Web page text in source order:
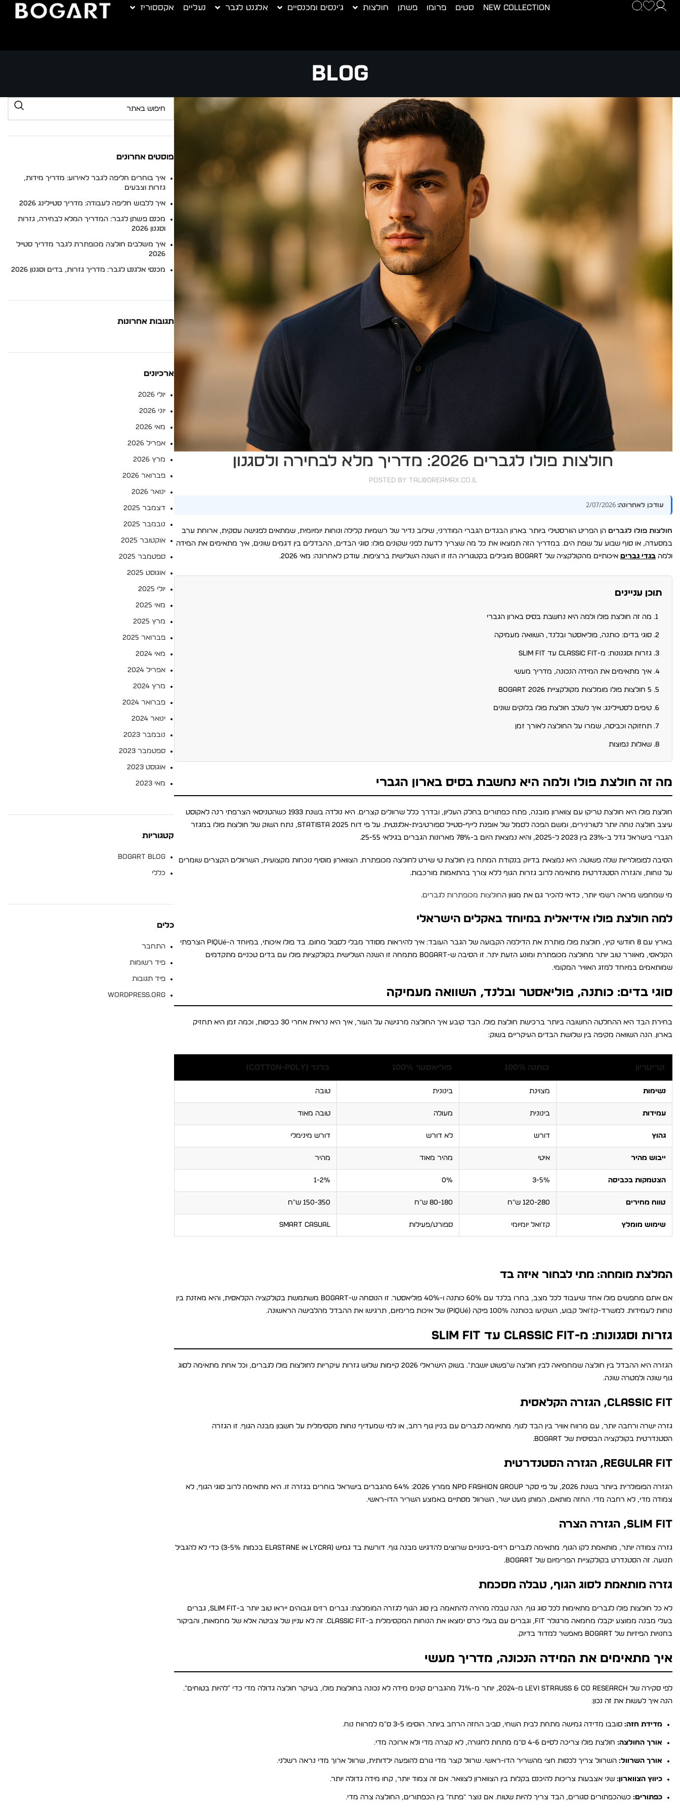
New Collection סטים פרומו פשתן חולצות ג'ינסים ומכנסיים אלגנט לגבר נעליים אקססוריז
Blog
חולצות פולו לגברים 2026: מדריך מלא לבחירה ולסגנון
Posted by Tal@dreamax.co.il
עודכן לאחרונה:
חולצות פולו לגברים הן הפריט הוורסטילי ביותר בארון הבגדים הגברי המודרני, שילוב נדיר של רשמיות קלילה ונוחות יומיומית, שמתאים לפגישה עסקית, ארוחת ערב
במסעדה, או סוף שבוע על שפת הים. במדריך הזה תמצאו את כל מה שצריך לדעת לפני שקונים פולו: סוגי הבדים, ההבדלים בין דגמים שונים, איך מתאימים את המידה
ולמה בגדי גברים איכותיים מהקולקציה של Bogart מובילים בקטגוריה הזו זו השנה השלישית ברציפות. עודכן לאחרונה: מאי 2026.
תוכן עניינים
מה זה חולצת פולו ולמה היא נחשבת בסיס בארון הגברי
סוגי בדים: כותנה, פוליאסטר ובלנד, השוואה מעמיקה
גזרות וסגנונות: מ-classic fit עד slim fit
איך מתאימים את המידה הנכונה, מדריך מעשי
5 חולצות פולו מומלצות מקולקציית Bogart 2026
טיפים לסטיילינג: איך לשלב חולצת פולו בלוקים שונים
תחזוקה וכביסה, שמרו על החולצה לאורך זמן
שאלות נפוצות
מה זה חולצת פולו ולמה היא נחשבת בסיס בארון הגברי
חולצת פולו היא חולצת טריקו עם צווארון מובנה, פתח כפתורים בחלק העליון, ובדרך כלל שרוולים קצרים. היא נולדה בשנת 1933 כשהטניסאי הצרפתי רנה לאקוסט
עיצב חולצה נוחה יותר לטורנירים, ומשם הפכה לסמל של אופנת לייף-סטייל ספורטיבית-אלגנטית. על פי דוח Statista 2025, נתח השוק של חולצות פולו במגזר
הגברי בישראל גדל ב-23% בין 2023 ל-2025, והיא נמצאת היום ב-78% מארונות הגברים בגילאי 25-55.
הסיבה לפופולריות שלה פשוטה: היא נמצאת בדיוק בנקודת המתח בין חולצת טי שירט לחולצה מכופתרת. הצווארון מוסיף נוכחות מקצועית, השרוולים הקצרים שומרים
על נוחות, והגזרה הסטנדרטית מתאימה לרוב גזרות הגוף ללא צורך בהתאמות מורכבות.
מי שמחפש מראה רשמי יותר, כדאי להכיר גם את מגוון החולצות מכופתרות לגברים.
למה חולצת פולו אידיאלית במיוחד באקלים הישראלי
בארץ עם 8 חודשי קיץ, חולצת פולו פותרת את הדילמה הקבועה של הגבר העובד: איך להיראות מסודר מבלי לסבול מחום. בד פולו איכותי, במיוחד ה-piqué הצרפתי
הקלאסי, מאוורר טוב יותר מחולצה מכופתרת ומונע הזעת יתר. זו הסיבה ש-Bogart מתמחה זו השנה השלישית בקולקציות פולו עם בדים טכניים מתקדמים
שמותאמים במיוחד למזג האוויר המקומי.
סוגי בדים: כותנה, פוליאסטר ובלנד, השוואה מעמיקה
בחירת הבד היא ההחלטה החשובה ביותר ברכישת חולצת פולו. הבד קובע איך החולצה מרגישה על העור, איך היא נראית אחרי 30 כביסות, וכמה זמן היא תחזיק
בארון. הנה השוואה מקיפה בין שלושת הבדים העיקריים בשוק:
קריטריון כותנה 100% פוליאסטר 100% בלנד (COTTON-POLY)
נשימות מצוינת בינונית טובה
עמידות בינונית מעולה טובה מאוד
גהוץ דורש לא דורש דורש מינימלי
ייבוש מהיר איטי מהיר מאוד מהיר
הצטמקות בכביסה 3-5%
0%
1-2%
טווח מחירים 120-280 ש״ח 80-180 ש״ח 150-350 ש״ח
שימוש מומלץ קז'ואל יומיומי ספורט/פעילות smart casual
המלצת מומחה: מתי לבחור איזה בד
אם אתם מחפשים פולו אחד שיעבוד לכל מצב, בחרו בלנד עם 60% כותנה ו-40% פוליאסטר. זו הנוסחה ש-Bogart משתמשת בקולקציה הקלאסית, והיא מאזנת בין
נוחות לעמידות. למשרד-קז'ואל קבוע, השקיעו בכותנה 100% פיקה (piqué) של איכות פרימיום, תרגישו את ההבדל מהלבישה הראשונה.
גזרות וסגנונות: מ-classic fit עד slim fit
הגזרה היא ההבדל בין חולצה שמחמיאה לבין חולצה ש״פשוט יושבת". בשוק הישראלי 2026 קיימות שלוש גזרות עיקריות לחולצות פולו לגברים, וכל אחת מתאימה לסוג
גוף שונה ולמטרה שונה.
Classic Fit, הגזרה הקלאסית
גזרה ישרה ורחבה יותר, עם מרווח אוויר בין הבד לגוף. מתאימה לגברים עם בניין גוף רחב, או למי שמעדיף נוחות מקסימלית על חשבון מבנה הגוף. זו הגזרה
הסטנדרטית בקולקציה הבסיסית של Bogart.
Regular Fit, הגזרה הסטנדרטית
הגזרה הפופולרית ביותר בשנת 2026, על פי סקר NPD Fashion Group ממרץ 2026: 64% מהגברים בישראל בוחרים בגזרה זו. היא מתאימה לרוב סוגי הגוף, לא
צמודה מדי, לא רחבה מדי. החזה מותאם, המותן מעט ישר, השרוול מסתיים באמצע השריר הדו-ראשי.
Slim Fit, הגזרה הצרה
גזרה צמודה יותר, מותאמת לקו הגוף. מתאימה לגברים רזים-בינוניים שרוצים להדגיש מבנה גוף. דורשת בד גמיש (lycra או elastane בכמות 3-5%) כדי לא להגביל
תנועה. זה הסטנדרט בקולקציית הפרימיום של Bogart.
גזרה מותאמת לסוג הגוף, טבלה מסכמת
לא כל חולצות פולו לגברים מתאימות לכל סוג גוף. הנה טבלה מהירה להתאמה בין סוג הגוף לגזרה המומלצת: גברים רזים וגבוהים ייראו טוב יותר ב-slim fit, גברים
בעלי מבנה ממוצע יקבלו מחמאה מרגולר fit, וגברים עם בעלי כרס ימצאו את הנוחות המקסימלית ב-classic fit. זה לא עניין של צביטה אלא של מחמאות, והביקור
בחנויות הפיזיות של Bogart מאפשר למדוד בדיוק.
איך מתאימים את המידה הנכונה, מדריך מעשי
לפי סקירה של Levi Strauss & Co Research מ-2024, יותר מ-71% מהגברים קונים מידה לא נכונה בחולצות פולו, בעיקר חולצה גדולה מדי כדי "להיות בטוחים".
הנה איך לעשות את זה נכון:
מדידת חזה: סובבו מדידה גמישה מתחת לבית השחי, סביב החזה הרחב ביותר. הוסיפו 3-5 ס״מ למרווח נוח.
אורך החולצה: חולצת פולו צריכה לסיים 4-6 ס״מ מתחת לחגורה, לא קצרה מדי ולא ארוכה מדי.
אורך השרוול: השרוול צריך לכסות חצי מהשריר הדו-ראשי. שרוול קצר מדי גורם להופעה ילדותית, שרוול ארוך מדי נראה רשלני.
כיווץ הצווארון: שני אצבעות צריכות להיכנס בקלות בין הצווארון לצוואר. אם זה צמוד יותר, קחו מידה גדולה יותר.
כפתורים: כשהכפתורים סגורים, הבד צריך להיות שטוח. אם נוצר "פתח" בין הכפתורים, החולצה צרה מדי.
פוסטים אחרונים
איך בוחרים חליפה לגבר לאירוע: מדריך מידות,
גזרות וצבעים
איך ללבוש חליפה לעבודה: מדריך סטיילינג 2026
מכנס פשתן לגבר: המדריך המלא לבחירה, גזרות
וסגנון 2026
איך משלבים חולצה מכופתרת לגבר מדריך סטייל
2026
מכנסי אלגנט לגבר: מדריך גזרות, בדים וסגנון 2026
תגובות אחרונות
ארכיונים
יולי 2026
יוני 2026
מאי 2026
אפריל 2026
מרץ 2026
פברואר 2026
ינואר 2026
דצמבר 2025
נובמבר 2025
אוקטובר 2025
ספטמבר 2025
אוגוסט 2025
יולי 2025
מאי 2025
מרץ 2025
פברואר 2025
מאי 2024
אפריל 2024
מרץ 2024
פברואר 2024
ינואר 2024
נובמבר 2023
ספטמבר 2023
אוגוסט 2023
מאי 2023
קטגוריות
BOGART BLOG
כללי
כלים
התחבר
פיד רשומות
פיד תגובות
WordPress.org